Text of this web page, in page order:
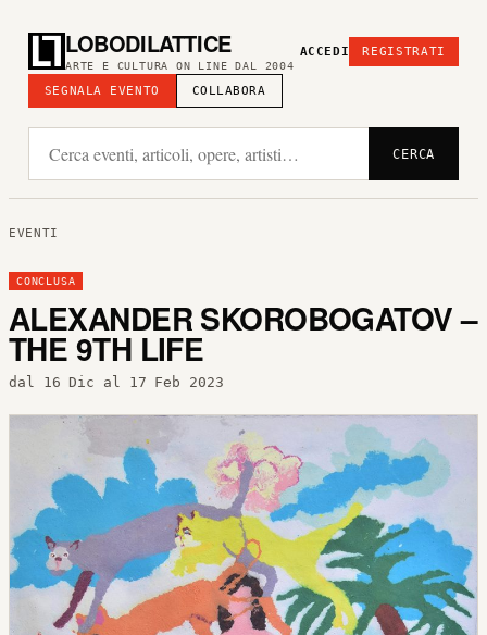
LOBODILATTICE
ARTE E CULTURA ON LINE DAL 2004
SEGNALA EVENTO COLLABORA
ACCEDI REGISTRATI
CERCA
EVENTI
CONCLUSA
ALEXANDER SKOROBOGATOV –
THE 9TH LIFE
dal 16 Dic al 17 Feb 2023